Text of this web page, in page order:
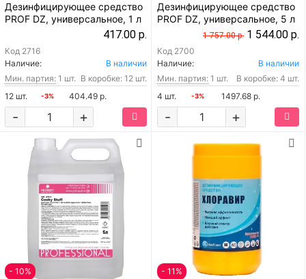
Дезинфицирующее средство
PROF DZ, универсальное, 1 л
417.00 р.
Код 2716
Наличие:
В наличии
Мин. партия: 1 шт. В коробке: 12 шт.
12 шт.
-3% 404.49 р.
+
-
Дезинфицирующее средство
PROF DZ, универсальное, 5 л
1 757.00 р. 1 544.00 р.
Код 2700
Наличие:
В наличии
Мин. партия: 1 шт.
В коробке: 4 шт.
4 шт.
-3% 1497.68 р.
+
-
- 10% - 11%